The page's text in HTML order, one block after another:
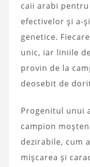
caii arabi
efectivelor și a-
genetice.
unic, iar liniile
provin de la
deosebit de
Progenitul unui
campion
dezirabile, cum
mișcarea și